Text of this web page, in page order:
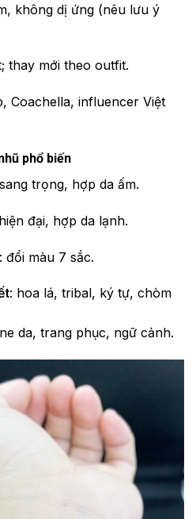
không dị ứng (nêu lưu ý
thay mới theo outfit.
Coachella, influencer Việt
phổ biến
trọng, hợp da ấm.
đại, hợp da lạnh.
đổi màu 7 sắc.
: hoa lá, tribal, ký tự, chòm
da, trang phục, ngữ cảnh.